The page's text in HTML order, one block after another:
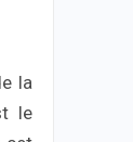
la
le